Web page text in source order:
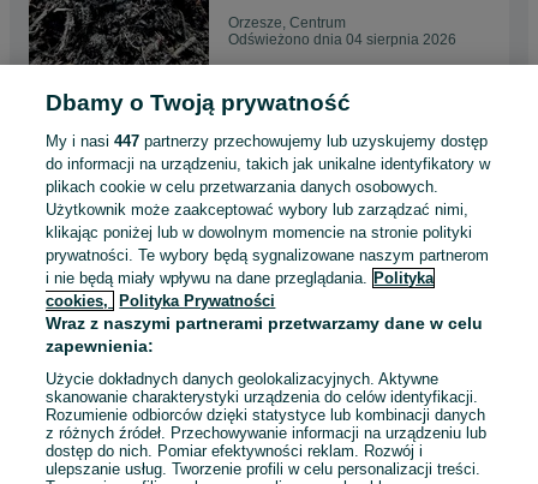
Orzesze, Centrum
Odświeżono dnia 04 sierpnia 2026
Kora KAMIENNA ŁUPEK 8-16,
11-32, 31-63mm Grys nie
kora sosnowa 1 TONA
KURIER gratis
740 zł
Ostrołęka
Odświeżono dnia 03 sierpnia 2026
GRYS CZARNY BAZALT
kamień do ogrodu worek 25
Orzesze, Centrum
Odświeżono dnia 03 sierpnia 2026
Dbamy o Twoją prywatność
My i nasi447 partnerzy przechowujemy lub uzyskujemy dostęp
do informacji na urządzeniu, takich jak unikalne identyfikatory w
plikach cookie w celu przetwarzania danych osobowych.
Użytkownik może zaakceptować wybory lub zarządzać nimi,
klikając poniżej lub w dowolnym momencie na stronie polityki
prywatności. Te wybory będą sygnalizowane naszym partnerom
i nie będą miały wpływu na dane przeglądania. Polityka
cookies,
Polityka Prywatności
Wraz z naszymi partnerami przetwarzamy dane w celu
zapewnienia:
Użycie dokładnych danych geolokalizacyjnych. Aktywne
skanowanie charakterystyki urządzenia do celów identyfikacji.
Rozumienie odbiorców dzięki statystyce lub kombinacji danych
z różnych źródeł. Przechowywanie informacji na urządzeniu lub
dostęp do nich. Pomiar efektywności reklam. Rozwój i
ulepszanie usług. Tworzenie profili w celu personalizacji treści.